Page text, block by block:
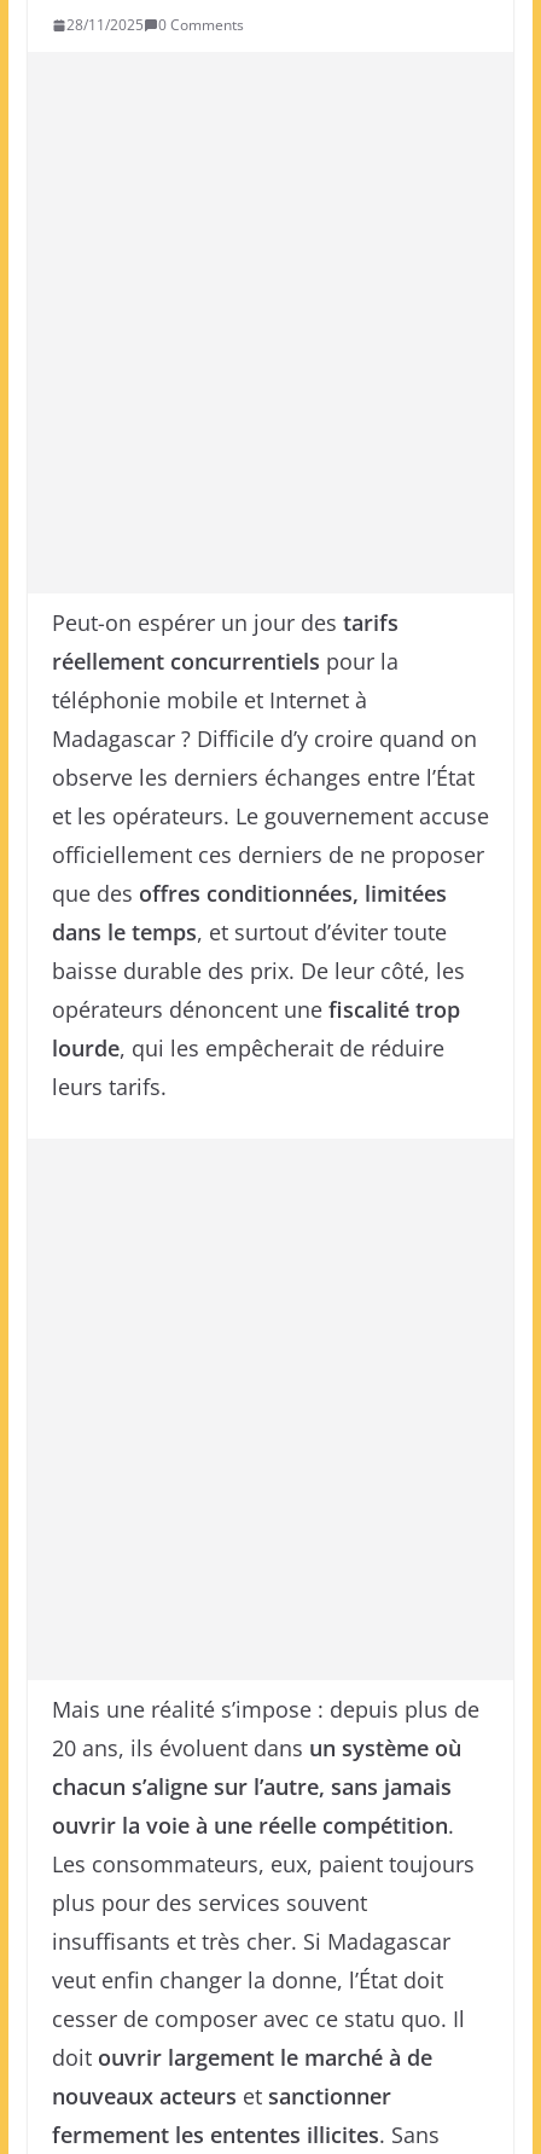
28/11/2025 0 Comments
Peut-on espérer un jour des tarifs
réellement concurrentiels pour la
téléphonie mobile et Internet à
Madagascar ? Difficile d’y croire quand on
observe les derniers échanges entre l’État
et les opérateurs. Le gouvernement accuse
officiellement ces derniers de ne proposer
que des offres conditionnées, limitées
dans le temps, et surtout d’éviter toute
baisse durable des prix. De leur côté, les
opérateurs dénoncent une fiscalité trop
lourde, qui les empêcherait de réduire
leurs tarifs.
Mais une réalité s’impose : depuis plus de
20 ans, ils évoluent dans un système où
chacun s’aligne sur l’autre, sans jamais
ouvrir la voie à une réelle compétition.
Les consommateurs, eux, paient toujours
plus pour des services souvent
insuffisants et très cher. Si Madagascar
veut enfin changer la donne, l’État doit
cesser de composer avec ce statu quo. Il
doit ouvrir largement le marché à de
nouveaux acteurs et sanctionner
fermement les ententes illicites. Sans